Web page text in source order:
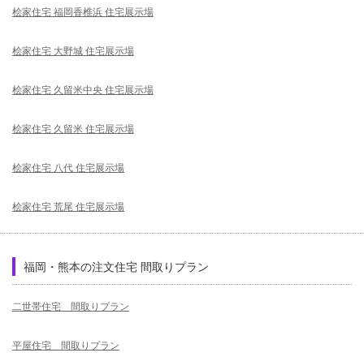
桧家住宅 福岡香椎浜 住宅展示場
桧家住宅 大野城 住宅展示場
桧家住宅 久留米中央 住宅展示場
桧家住宅 久留米 住宅展示場
桧家住宅 八代 住宅展示場
桧家住宅 荒尾 住宅展示場
福岡・熊本の注文住宅 間取りプラン
二世帯住宅 間取りプラン
平屋住宅 間取りプラン